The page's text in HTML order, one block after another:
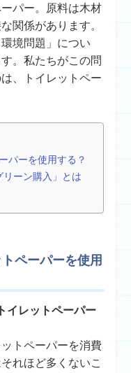
パー。原料は木材
関係があります。
境問題」につい
。私たちがこの問
、トイレットペー
パーを使用する？
ーン購入」とは
ペーパーを使用
イレットペーパー
トペーパーを消費
れほど多くないこ